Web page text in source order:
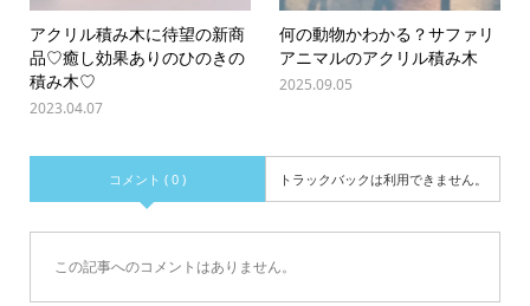
アクリル積み木に待望の新商
品♡癒し効果ありのひのきの
積み木♡
2023.04.07
何の動物かわかる？サファリ
アニマルのアクリル積み木
2025.09.05
コメント ( 0 ) トラックバックは利用できません。
この記事へのコメントはありません。